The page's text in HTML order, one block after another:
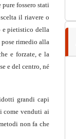
fossero stati
il riavere o
e pietistico della
rimedio alla
e forzate, e la
e del centro, né
grandi capi
come venduti ai
non fa che